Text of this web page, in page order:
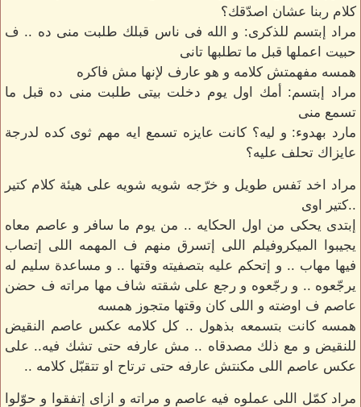
كلام ربنا عشان اصدّقك؟
مراد إبتسم للذكرى: و الله فى ناس قبلك طلبت منى ده .. ف
حبيت اعملها قبل ما تطلبها تانى
همسه مفهمتش كلامه و هو عارف لإنها مش فاكره
مراد إبتسم: أمك اول يوم دخلت بيتى طلبت منى ده قبل ما
تسمع منى
مارد بهدوء: و ليه؟ كانت عايزه تسمع ايه مهم ثوى كده لدرجة
عايزاك تحلف عليه؟
مراد اخد نَفس طويل و خرّجه شويه شويه على هيئة كلام كتير
..كتير اوى
إبتدى يحكى من اول الحكايه .. من يوم ما سافر و عاصم معاه
يجيبوا الميكروفيلم اللى إتسرق منهم ف المهمه اللى إتصاب
فيها مهاب .. و إتحكم عليه بتصفيته وقتها .. و مساعدة سليم له
يرجّعوه .. و رجّعوه و رجع على شقته شاف مها مراته ف حضن
عاصم ف اوضته و اللى كان وقتها متجوز همسه
همسه كانت بتسمعه بذهول .. كل كلامه عكس عاصم النقيض
للنقيض و مع ذلك مصدقاه .. مش عارفه حتى تشك فيه.. على
عكس عاصم اللى مكنتش عارفه حتى ترتاح او تتقبّل كلامه ..
مراد كمّل اللى عملوه فيه عاصم و مراته و ازاى إتفقوا و حوّلوا